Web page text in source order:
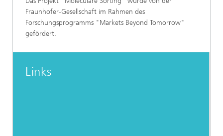
Fraunhofer-Gesellschaft im Rahmen des
Forschungsprogramms "Markets Beyond Tomorrow"
gefördert.
Links